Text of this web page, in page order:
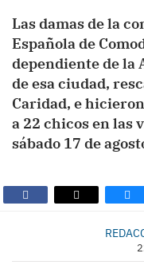
Las damas de la
Española de
dependiente de la
de esa ciudad,
Caridad, e
a 22 chicos en las
sábado 17 de